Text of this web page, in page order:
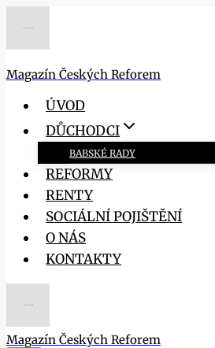
Magazín Českých Reforem
ÚVOD
DŮCHODCI
BABSKÉ RADY
REFORMY
RENTY
SOCIÁLNÍ POJIŠTĚNÍ
O NÁS
KONTAKTY
Magazín Českých Reforem